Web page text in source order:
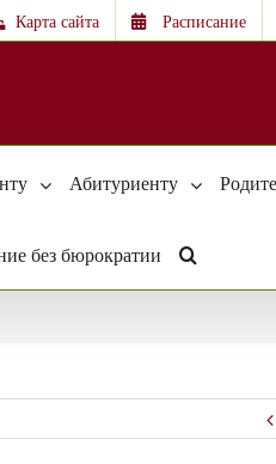
Карта сайта Расписание
Абитуриенту
без бюрократии